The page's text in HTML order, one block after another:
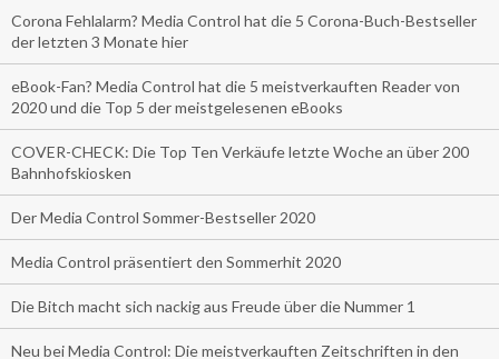
Corona Fehlalarm? Media Control hat die 5 Corona-Buch-Bestseller
der letzten 3 Monate hier
eBook-Fan? Media Control hat die 5 meistverkauften Reader von
2020 und die Top 5 der meistgelesenen eBooks
COVER-CHECK: Die Top Ten Verkäufe letzte Woche an über 200
Bahnhofskiosken
Der Media Control Sommer-Bestseller 2020
Media Control präsentiert den Sommerhit 2020
Die Bitch macht sich nackig aus Freude über die Nummer 1
Neu bei Media Control: Die meistverkauften Zeitschriften in den